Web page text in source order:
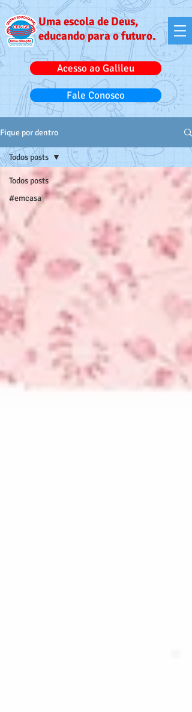
Uma escola de Deus,
educando para o futuro.
Acesso ao Galileu
Fale Conosco
Fique por dentro
Todos posts
#emcasa
Todos posts